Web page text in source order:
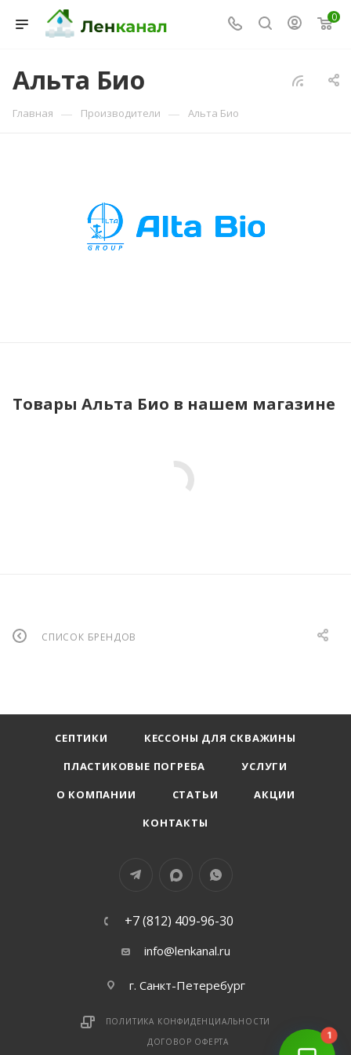
0
Альта Био
Главная — Производители — Альта Био
Товары Альта Био в нашем магазине
СПИСОК БРЕНДОВ
СЕПТИКИ
КЕССОНЫ ДЛЯ СКВАЖИНЫ
ПЛАСТИКОВЫЕ ПОГРЕБА
УСЛУГИ
О КОМПАНИИ
СТАТЬИ
АКЦИИ
КОНТАКТЫ
+7 (812) 409-96-30
info@lenkanal.ru
г. Санкт-Петеребург
ПОЛИТИКА КОНФИДЕНЦИАЛЬНОСТИ
ДОГОВОР ОФЕРТА
1
Онлайн — отвечаем моментально